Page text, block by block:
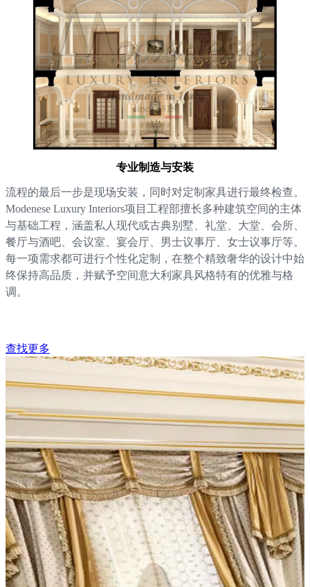
专业制造与安装
流程的最后一步是现场安装，同时对定制家具进行最终检查。
Modenese Luxury Interiors项目工程部擅长多种建筑空间的主体
与基础工程，涵盖私人现代或古典别墅、礼堂、大堂、会所、
餐厅与酒吧、会议室、宴会厅、男士议事厅、女士议事厅等。
每一项需求都可进行个性化定制，在整个精致奢华的设计中始
终保持高品质，并赋予空间意大利家具风格特有的优雅与格
调。
查找更多